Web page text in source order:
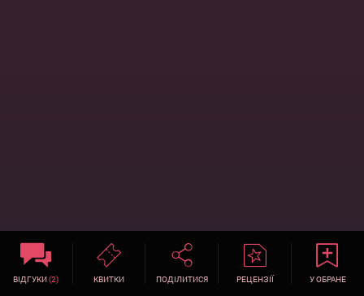
ВІДГУКИ(2) КВИТКИ ПОДІЛИТИСЯ РЕЦЕНЗІЇ У ОБРАНЕ